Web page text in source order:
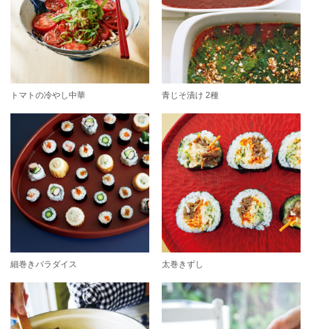
トマトの冷やし中華 青じそ漬け 2種
細巻きパラダイス 太巻きずし